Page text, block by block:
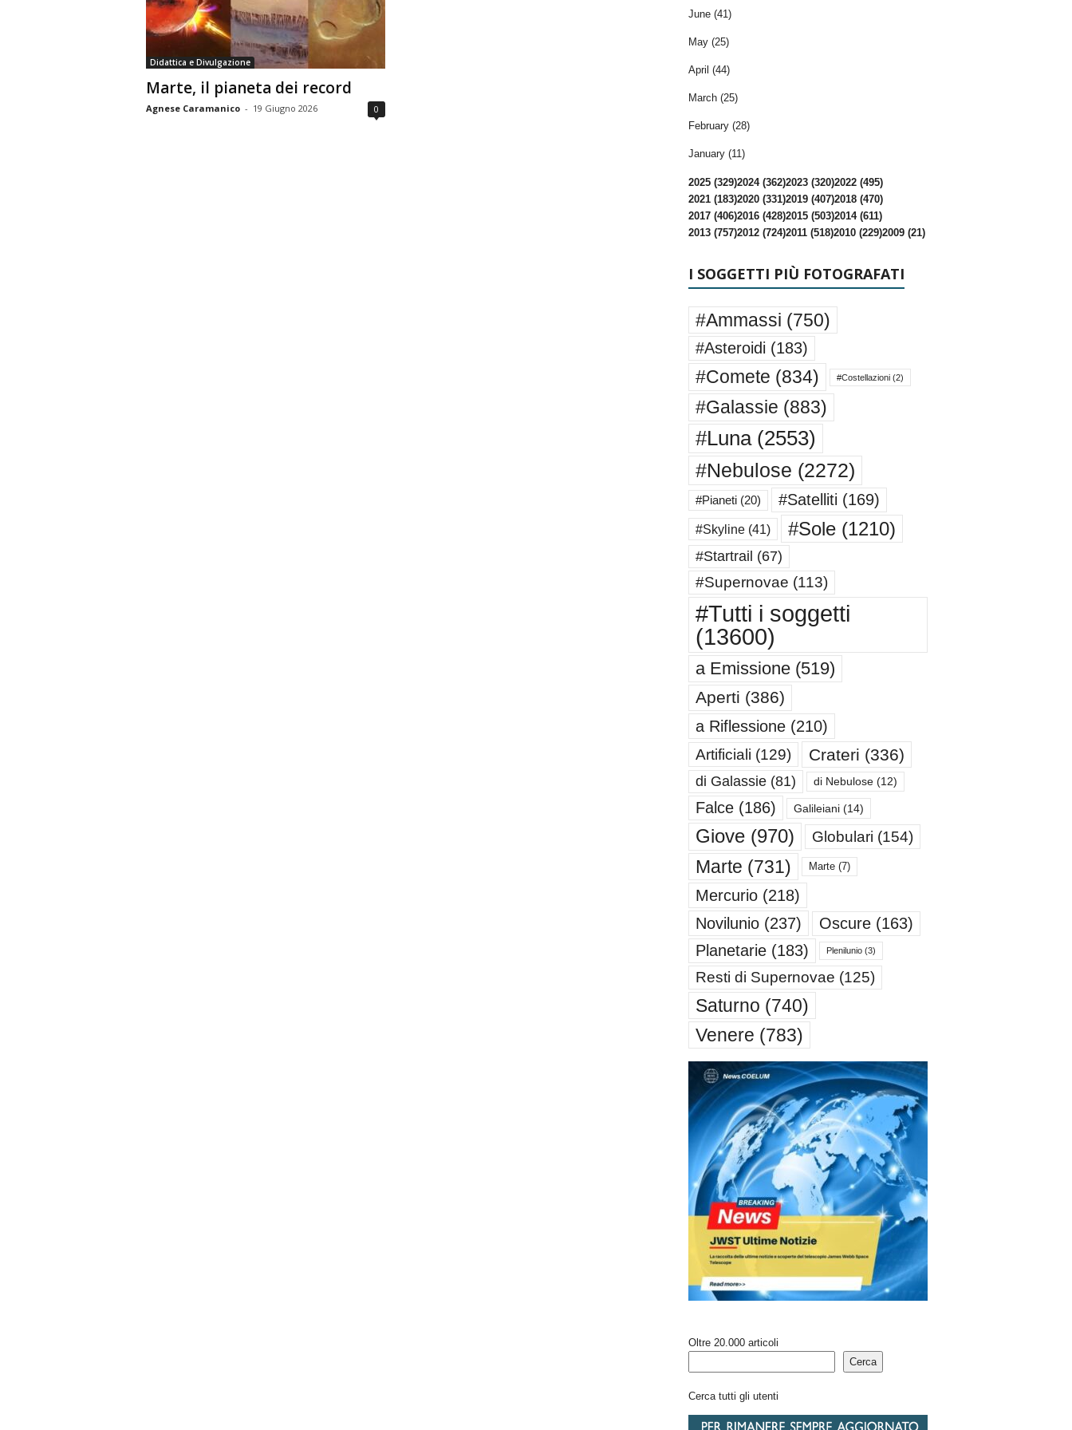
n
o
m
i
a
Didattica e Divulgazione
Marte, il pianeta dei record
Agnese Caramanico - 19 Giugno 2026 0
June (41)
May (25)
April (44)
March (25)
February (28)
January (11)
2025 (329)2024 (362)2023 (320)2022 (495)
2021 (183)2020 (331)2019 (407)2018 (470)
2017 (406)2016 (428)2015 (503)2014 (611)
2013 (757)2012 (724)2011 (518)2010 (229)2009 (21)
I SOGGETTI PIÙ FOTOGRAFATI
#Ammassi (750)
#Asteroidi (183)
#Comete (834) #Costellazioni(2)
#Galassie (883)
#Luna(2553)
#Nebulose (2272)
#Pianeti(20) #Satelliti (169)
#Skyline(41) #Sole(1210)
#Startrail (67)
#Supernovae (113)
#Tutti i soggetti
(13600)
a Emissione(519)
Aperti (386)
a Riflessione(210)
Artificiali (129) Crateri (336)
di Galassie(81) di Nebulose(12)
Falce(186) Galileiani(14)
Giove(970) Globulari (154)
Marte (731) Marte(7)
Mercurio(218)
Novilunio(237) Oscure(163)
Planetarie(183) Plenilunio(3)
Resti di Supernovae (125)
Saturno (740)
Venere (783)
Oltre 20.000 articoli
Cerca
Cerca tutti gli utenti